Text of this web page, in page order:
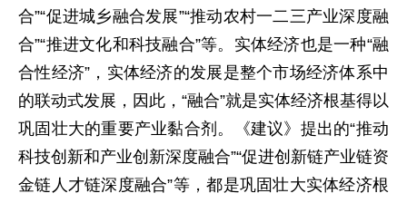
合”“促进城乡融合发展”“推动农村一二三产业深度融
合”“推进文化和科技融合”等。实体经济也是一种“融
合性经济”，实体经济的发展是整个市场经济体系中
的联动式发展，因此，“融合”就是实体经济根基得以
巩固壮大的重要产业黏合剂。《建议》提出的“推动
科技创新和产业创新深度融合”“促进创新链产业链资
金链人才链深度融合”等，都是巩固壮大实体经济根